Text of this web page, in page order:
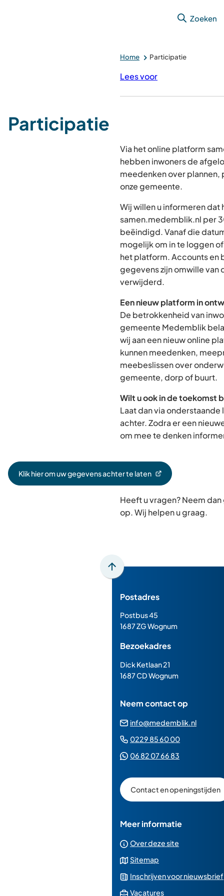
Zoeken
Home Participatie
Lees voor
Participatie
Via het online platform
hebben inwoners de
meedenken over
onze gemeente.
Wij willen u informeren dat
samen.medemblik.nl per
beëindigd. Vanaf die
mogelijk om in te loggen
het platform. Accounts en
gegevens zijn omwille van
verwijderd.
Een nieuw platform in
De betrokkenheid van
gemeente Medemblik
wij aan een nieuw online
kunnen meedenken,
meebeslissen over
gemeente, dorp of buurt.
Wilt u ook in de toekomst
Laat dan via
achter. Zodra er een
om mee te denken
Klik hier om uw gegevens achter te laten
(Verwijst
Heeft u vragen? Neem
op. Wij helpen u graag.
Scroll
boven
het
van
de
paginainhoud
Postadres
Postbus 45
1687 ZG Wognum
Bezoekadres
Dick Ketlaan 21
1687 CD Wognum
Neem contact op
info@medemblik.nl
0229 85 60 00(Verwijst
06 82 07 66 83
een
Whatsapp
Contact en openingstijden
Meer informatie
Over deze site
Sitemap
Inschrijven voor nieuwsbrief
Vacatures(Verwijst